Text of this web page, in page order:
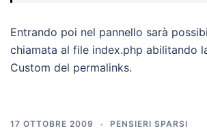
Entrando poi nel pannello sarà
chiamata al file index.php abilitando
Custom del permalinks.
17 OTTOBRE 2009 PENSIERI SPARSI